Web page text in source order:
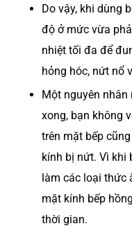
Do vậy, khi dùng
độ ở mức vừa
nhiệt tối đa để
hỏng hóc, nứt nổ
Một nguyên
xong, bạn không
trên mặt bếp
kính bị nứt. Vì khi
làm các loại thức
mặt kính bếp
thời gian.